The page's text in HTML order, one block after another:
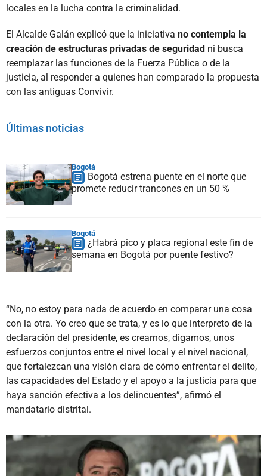
locales en la lucha contra la criminalidad.
El Alcalde Galán explicó que la iniciativa no contempla la
creación de estructuras privadas de seguridad ni busca
reemplazar las funciones de la Fuerza Pública o de la
justicia, al responder a quienes han comparado la propuesta
con las antiguas Convivir.
Últimas noticias
Bogotá
Bogotá estrena puente en el norte que
promete reducir trancones en un 50 %
Bogotá
¿Habrá pico y placa regional este fin de
semana en Bogotá por puente festivo?
“No, no estoy para nada de acuerdo en comparar una cosa
con la otra. Yo creo que se trata, y es lo que interpreto de la
declaración del presidente, es crearnos, digamos, unos
esfuerzos conjuntos entre el nivel local y el nivel nacional,
que fortalezcan una visión clara de cómo enfrentar el delito,
las capacidades del Estado y el apoyo a la justicia para que
haya sanción efectiva a los delincuentes”, afirmó el
mandatario distrital.